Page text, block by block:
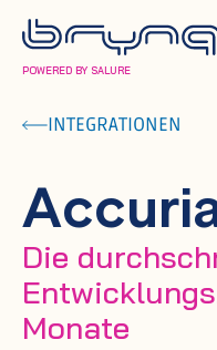
POWERED BY SALURE
INTEGRATIONEN
Die
Monate